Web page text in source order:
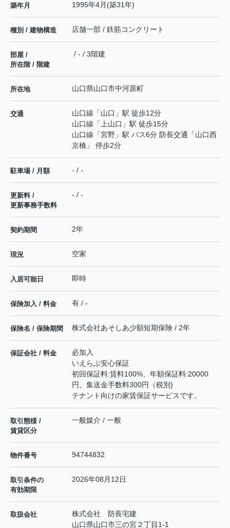
築年月 1995年4月(築31年)
種別 / 建物構造 店舗一部 / 鉄筋コンクリート
部屋 /
所在階 / 階建
/ - / 3階建
所在地 山口県山口市中河原町
交通 山口線 「山口 」駅 徒歩12分
山口線 「 上山口 」駅 徒歩15分
山口線 「宮野 」駅 バス6分 防長交通「山口西
京橋」 停歩2分
駐車場 / 月額 - / -
更新料 /
更新事務手数料
- / -
契約期間 2年
現況 空家
入居可能日 即時
保険加入 / 料金 有 / -
保険名 / 保険期間 株式会社あそしあ少額短期保険 / 2年
保証会社 / 料金
必加入
いえらぶ安心保証
初回保証料:賃料100%、年額保証料:20000
円、集送金手数料300円（税別)
テナント向けの家賃保証サービスです。
取引態様 /
賃貸区分
一般媒介 / 一般
物件番号 94744832
取引条件の
有効期限
2026年08月12日
取扱会社
株式会社 防長宅建
山口県山口市三の宮２丁目1-1